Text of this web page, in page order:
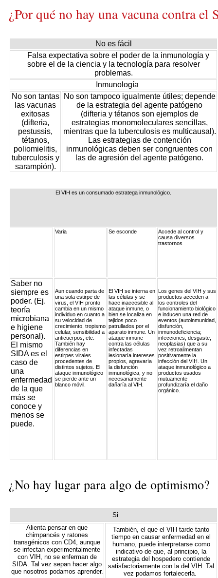
¿Por qué no hay una vacuna contra el
No es fácil
Falsa expectativa sobre el poder de la inmunología y
sobre el de la ciencia y la tecnología para resolver
problemas.
Inmunología​
No son tantas
las vacunas
exitosas
(difteria,
pestussis,
tétanos,
poliomielitis,
tuberculosis y
sarampión).
No son tampoco igualmente útiles; depende
de la estrategia del agente patógeno
(difteria y tétanos son ejemplos de
estrategias monomoleculares sencillas,
mientras que la tuberculosis es multicausal).
Las estrategias de contención
inmunológicas deben ser congruentes con
las de agresión del agente patógeno.
El VIH es un consumado estratega inmunológico.​
Varia Se esconde
Accede al control y
causa diversos
trastornos
Saber no
siempre es
poder. (Ej.
teoría
microbiana
e higiene
personal).
El mismo
SIDA es el
caso de
una
enfermedad
de la que
más se
conoce y
menos se
puede.
Aun cuando parta de
una sola estirpe de
virus, el VIH pronto
cambia en un mismo
individuo en cuanto a
su velocidad de
crecimiento, tropismo
celular, sensibilidad a
anticuerpos, etc.
También hay
diferencias en
estirpes virales
procedentes de
distintos sujetos. El
ataque inmunológico
se pierde ante un
blanco móvil.
El VIH se interna en
las células y se
hace inaccesible al
ataque inmune, o
bien se localiza en
tejidos poco
patrullados por el
aparato inmune. Un
ataque inmune
contra las células
infectadas
lesionaría intereses
propios, agravaría
la disfunción
inmunológica, y no
necesariamente
dañaría al VIH.
Los genes del VIH y sus
productos acceden a
los controles del
funcionamiento biológico
e inducen una red de
eventos (autoinmunidad,
disfunción,
inmunodeficiencia;
infecciones, desgaste,
neoplasias) que a su
vez retroalimentan
positivamente la
infección del VIH. Un
ataque inmunológico a
productos usados
mutuamente
profundizaría el daño
orgánico.
¿No hay lugar para algo de optimismo?
Si
Alienta pensar en que
chimpancés y ratones
transgénicos con CD4, aunque
se infectan experimentalmente
con VIH, no se enferman de
SIDA. Tal vez sepan hacer algo
que nosotros podamos aprender.
También, el que el VIH tarde tanto
tiempo en causar enfermedad en el
humano, puede interpretarse como
indicativo de que, al principio, la
estrategia del hospedero contiende
satisfactoriamente con la del VIH. Tal
vez podamos fortalecerla.